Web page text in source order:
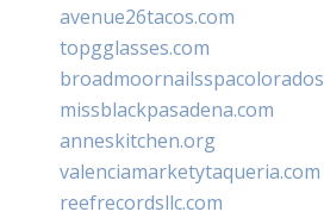
avenue26tacos.com
topgglasses.com
missblackpasadena.com
anneskitchen.org
valenciamarketytaqueria.com
reefrecordsllc.com